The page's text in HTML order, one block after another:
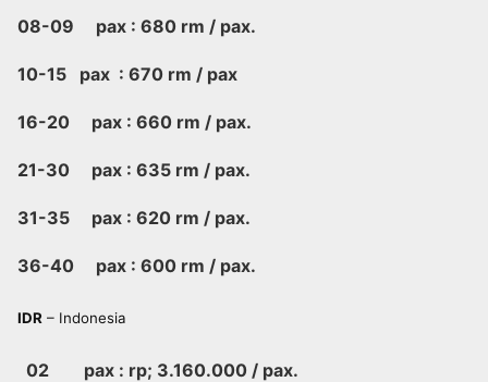
08-09 pax : 680 rm / pax.
10-15 pax : 670 rm / pax
16-20 pax : 660 rm / pax.
21-30 pax : 635 rm / pax.
31-35 pax : 620 rm / pax.
36-40 pax : 600 rm / pax.
IDR – Indonesia
02 pax : rp; 3.160.000 / pax.